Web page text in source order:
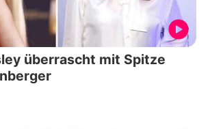
überrascht mit Spitze